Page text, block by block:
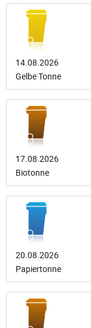
14.08.2026
Gelbe Tonne
17.08.2026
Biotonne
20.08.2026
Papiertonne